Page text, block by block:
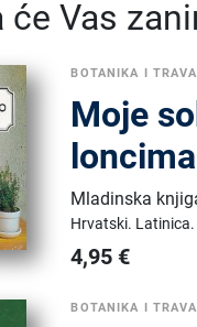
će Vas
BOTANIKA I
Moje
loncima
Mladinska
Hrvatski.
4,95 €
BOTANIKA I